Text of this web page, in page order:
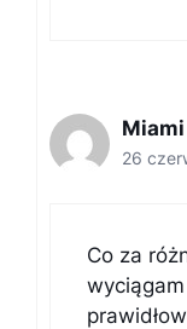
Miami
26
Co za